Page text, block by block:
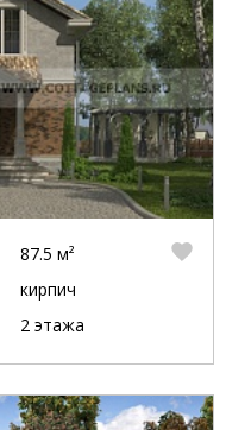
87.5 м²
кирпич
2 этажа